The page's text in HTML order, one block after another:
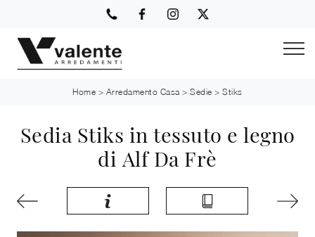
Home > Arredamento Casa >Sedie >Stiks
Sedia Stiks in tessuto e legno
di Alf Da Frè